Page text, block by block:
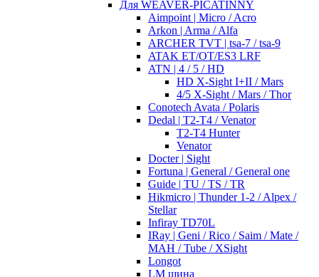
Для WEAVER-PICATINNY
Aimpoint | Micro / Acro
Arkon | Arma / Alfa
ARCHER TVT | tsa-7 / tsa-9
ATAK ET/OT/ES3 LRF
ATN | 4 / 5 / HD
HD X-Sight I+II / Mars
4/5 X-Sight / Mars / Thor
Conotech Avata / Polaris
Dedal | T2-T4 / Venator
T2-T4 Hunter
Venator
Docter | Sight
Fortuna | General / General one
Guide | TU / TS / TR
Hikmicro | Thunder 1-2 / Alpex /
Stellar
Infiray TD70L
IRay | Geni / Rico / Saim / Mate /
MAH / Tube / XSight
Longot
LM шина